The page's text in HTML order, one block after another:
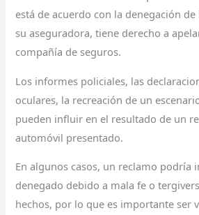
está de acuerdo con la denegación
su aseguradora, tiene derecho a
compañía de seguros.
Los informes policiales, las
oculares, la recreación de un
pueden influir en el resultado de un
automóvil presentado.
En algunos casos, un reclamo podría
denegado debido a mala fe o
hechos, por lo que es importante ser